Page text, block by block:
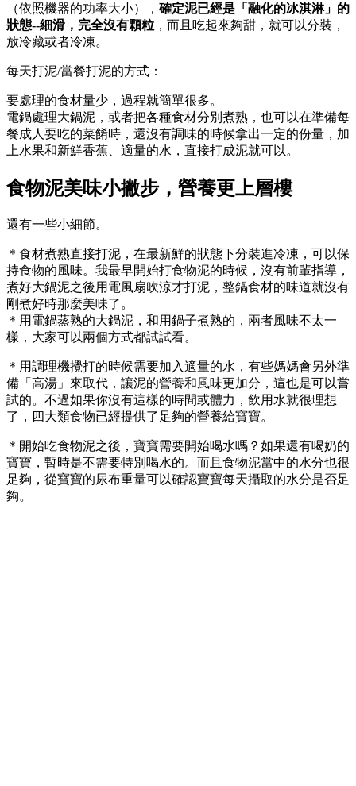
（依照機器的功率大小）， 確定泥已經是「融化的冰淇淋」的
狀態--細滑，完全沒有顆粒 ，而且吃起來夠甜，就可以分裝，
放冷藏或者冷凍。
每天打泥/當餐打泥的方式：
要處理的食材量少，過程就簡單很多。
電鍋處理大鍋泥，或者把各種食材分別煮熟，也可以在準備每
餐成人要吃的菜餚時，還沒有調味的時候拿出一定的份量，加
上水果和新鮮香蕉、適量的水，直接打成泥就可以。
食物泥美味小撇步，營養更上層樓
還有一些小細節。
＊食材煮熟直接打泥，在最新鮮的狀態下分裝進冷凍，可以保
持食物的風味。我最早開始打食物泥的時候，沒有前輩指導，
煮好大鍋泥之後用電風扇吹涼才打泥，整鍋食材的味道就沒有
剛煮好時那麼美味了。
＊用電鍋蒸熟的大鍋泥，和用鍋子煮熟的，兩者風味不太一
樣，大家可以兩個方式都試試看。
＊用調理機攪打的時候需要加入適量的水，有些媽媽會另外準
備「高湯」來取代，讓泥的營養和風味更加分，這也是可以嘗
試的。不過如果你沒有這樣的時間或體力，飲用水就很理想
了，四大類食物已經提供了足夠的營養給寶寶。
＊開始吃食物泥之後，寶寶需要開始喝水嗎？如果還有喝奶的
寶寶，暫時是不需要特別喝水的。而且食物泥當中的水分也很
足夠，從寶寶的尿布重量可以確認寶寶每天攝取的水分是否足
夠。